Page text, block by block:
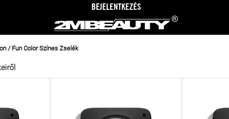
BEJELENTKEZÉS
/ Fun Color Színes Zselék